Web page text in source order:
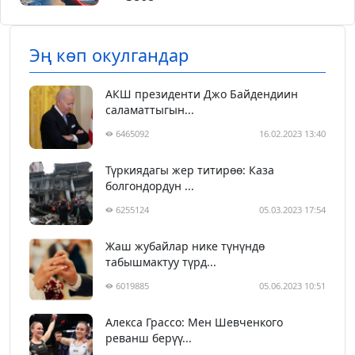
Эң көп окулгандар
АКШ президенти Джо Байдендиин
саламаттыгын...
6465092 16.02.2023 13:40
Түркиядагы жер титирөө: Каза
болгондордун ...
6255124 05.03.2023 17:54
Жаш жубайлар нике түнүндө
табышмактуу түрд...
6019885 05.06.2023 10:51
Алекса Грассо: Мен Шевченкого
реванш берүү...